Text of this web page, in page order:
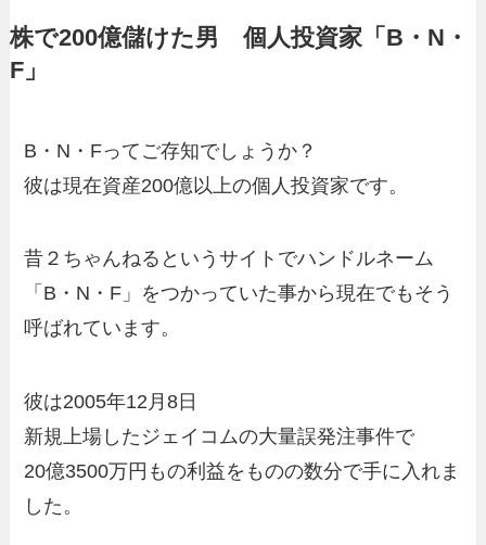
株で200億儲けた男 個人投資家「B・N・
F」
B・N・Fってご存知でしょうか？
彼は現在資産200億以上の個人投資家です。
昔２ちゃんねるというサイトでハンドルネーム
「B・N・F」をつかっていた事から現在でもそう
呼ばれています。
彼は2005年12月8日
新規上場したジェイコムの大量誤発注事件で
20億3500万円もの利益をものの数分で手に入れま
した。